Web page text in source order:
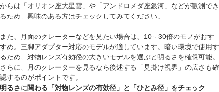
からは「オリオン座大星雲」や「アンドロメダ座銀河」などが観測でき
るため、興味のある方はチェックしてみてください。
また、月面のクレーターなどを見たい場合は、10～30倍のモノがおす
すめ。三脚アダプター対応のモデルが適しています。暗い環境で使用す
るため、対物レンズ有効径の大きいモデルを選ぶと明るさを確保可能。
さらに、月のクレーターを見るなら後述する「見掛け視界」の広さも確
認するのがポイントです。
明るさに関わる「対物レンズの有効径」と「ひとみ径」をチェック